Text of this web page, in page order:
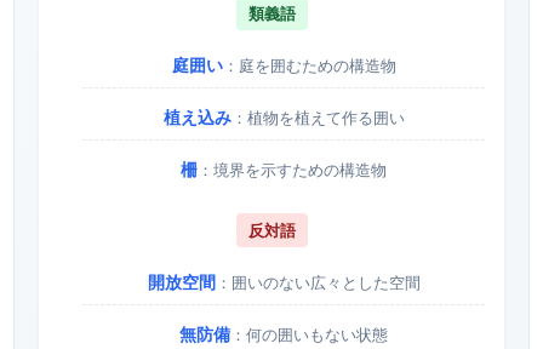
類義語
庭囲い：庭を囲むための構造物
植え込み：植物を植えて作る囲い
柵 ：境界を示すための構造物
反対語
開放空間：囲いのない広々とした空間
無防備 ：何の囲いもない状態